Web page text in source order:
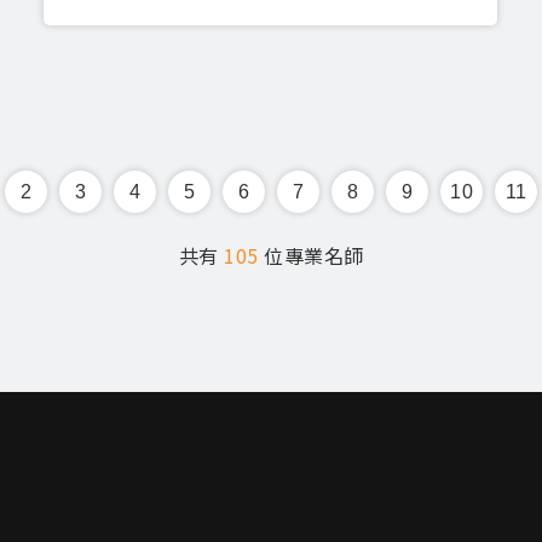
2 3 4 5 6 7 8 9 10 11
共有 105 位專業名師